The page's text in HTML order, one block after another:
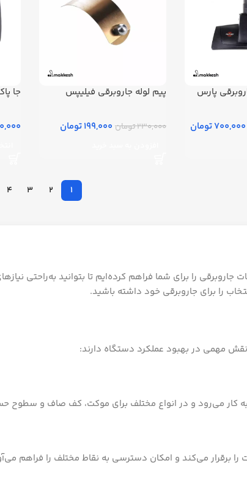
پارس
700,000 تومان
پیم لوله جاروبرقی فیلیپس
230,000 تومان 199,000 تومان
جا
200,000
1
2
3
4
را برای شما فراهم کرده‌ایم تا بتوانید به‌راحتی
را برای جاروبرقی خود داشته باشید.
مهمی در بهبود عملکرد دستگاه دارند:
کار می‌رود و در انواع مختلف برای موکت، کف صاف و
برقرار می‌کند و امکان دسترسی به نقاط مختلف را فراهم